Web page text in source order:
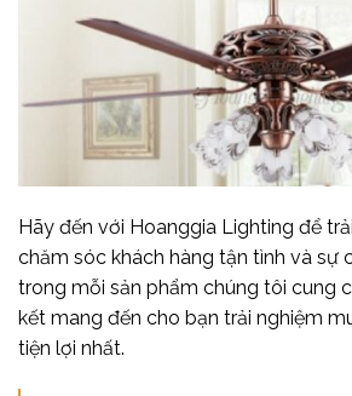
Hãy đến với Hoanggia Lighting để
chăm sóc khách hàng tận tình và sự
trong mỗi sản phẩm chúng tôi cung
kết mang đến cho bạn trải nghiệm
tiện lợi nhất.